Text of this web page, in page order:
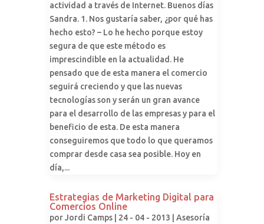
actividad a través de Internet. Buenos días
Sandra. 1. Nos gustaría saber, ¿por qué has
hecho esto? – Lo he hecho porque estoy
segura de que este método es
imprescindible en la actualidad. He
pensado que de esta manera el comercio
seguirá creciendo y que las nuevas
tecnologías son y serán un gran avance
para el desarrollo de las empresas y para el
beneficio de esta. De esta manera
conseguiremos que todo lo que queramos
comprar desde casa sea posible. Hoy en
día,...
Estrategias de Marketing Digital para
Comercios Online
porJordi Camps | 24 - 04 - 2013 | Asesoría